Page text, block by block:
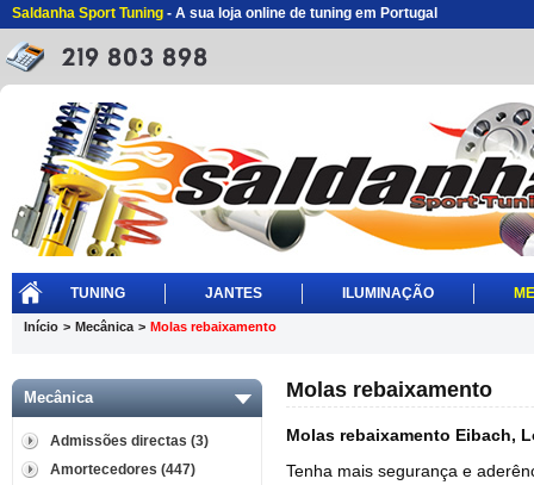
Saldanha Sport Tuning - A sua loja online de tuning em Portugal
TUNING JANTES ILUMINAÇÃO
Início > Mecânica > Molas rebaixamento
Mecânica
Admissões directas (3)
Amortecedores (447)
Molas rebaixamento
Molas rebaixamento Eibach,
Tenha mais segurança e